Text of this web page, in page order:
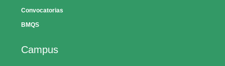
Convocatorias
BMQS
Campus